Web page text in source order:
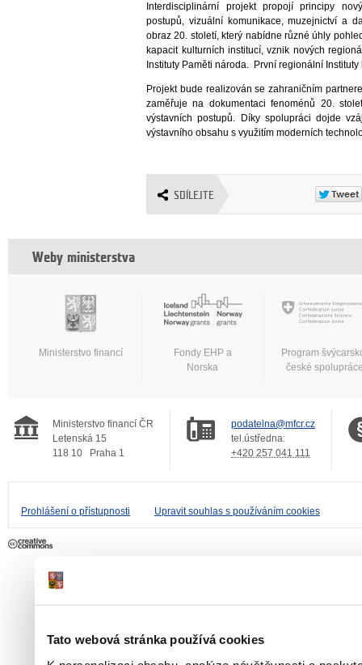
Tato webová stránka používá cookies
Interdisciplinární projekt propojí principy
postupů, vizuální komunikace, muzejnictví a
obraz 20. století, který nabídne různé úhly
kapacit kulturních institucí, vznik nových
Instituty Paměti národa. První regionální
Projekt bude realizován se zahraničním
zaměřuje na dokumentaci fenoménů 20.
výstavních postupů. Díky spolupráci dojde
výstavního obsahu s využitím moderních
SDÍLEJTE
Weby ministerstva
Ministerstvo financí
Fondy EHP a
Norska
Program
české
Ministerstvo financí ČR
Letenská 15
118 10
Praha 1
podatelna@mfcr.cz
tel.ústředna:
+420 257 041 111
Prohlášení o přístupnosti Upravit souhlas s používáním cookies